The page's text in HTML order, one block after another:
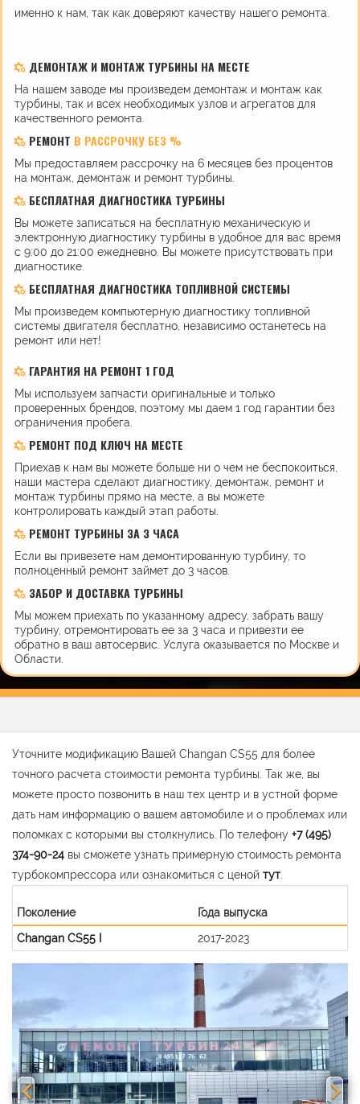
именно к нам, так как доверяют качеству нашего ремонта.
ДЕМОНТАЖ И МОНТАЖ ТУРБИНЫ НА МЕСТЕ
На нашем заводе мы произведем демонтаж и монтаж как
турбины, так и всех необходимых узлов и агрегатов для
качественного ремонта.
РЕМОНТ В РАССРОЧКУ БЕЗ %
Мы предоставляем рассрочку на 6 месяцев без процентов
на монтаж, демонтаж и ремонт турбины.
БЕСПЛАТНАЯ ДИАГНОСТИКА ТУРБИНЫ
Вы можете записаться на бесплатную механическую и
электронную диагностику турбины в удобное для вас время
с 9:00 до 21:00 ежедневно. Вы можете присутствовать при
диагностике.
БЕСПЛАТНАЯ ДИАГНОСТИКА ТОПЛИВНОЙ СИСТЕМЫ
Мы произведем компьютерную диагностику топливной
системы двигателя бесплатно, независимо останетесь на
ремонт или нет!
ГАРАНТИЯ НА РЕМОНТ 1 ГОД
Мы используем запчасти оригинальные и только
проверенных брендов, поэтому мы даем 1 год гарантии без
ограничения пробега.
РЕМОНТ ПОД КЛЮЧ НА МЕСТЕ
Приехав к нам вы можете больше ни о чем не беспокоиться,
наши мастера сделают диагностику, демонтаж, ремонт и
монтаж турбины прямо на месте, а вы можете
контролировать каждый этап работы.
РЕМОНТ ТУРБИНЫ ЗА 3 ЧАСА
Если вы привезете нам демонтированную турбину, то
полноценный ремонт займет до 3 часов.
ЗАБОР И ДОСТАВКА ТУРБИНЫ
Мы можем приехать по указанному адресу, забрать вашу
турбину, отремонтировать ее за 3 часа и привезти ее
обратно в ваш автосервис. Услуга оказывается по Москве и
Области.
Уточните модификацию Вашей Changan CS55 для более
точного расчета стоимости ремонта турбины. Так же, вы
можете просто позвонить в наш тех центр и в устной форме
дать нам информацию о вашем автомобиле и о проблемах или
поломках с которыми вы столкнулись. По телефону +7 (495)
374-90-24 вы сможете узнать примерную стоимость ремонта
турбокомпрессора или ознакомиться с ценой тут
Поколение
Года выпуска
Changan CS55 I
2017-2023